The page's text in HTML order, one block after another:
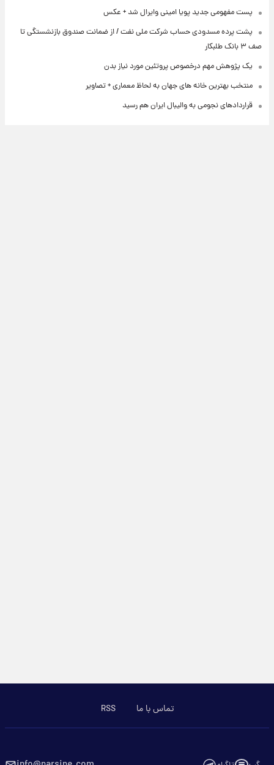
پست مفهومی جدید پویا امینی وایرال شد + عکس
پشت پرده‌ مسدودی حساب شرکت ملی نفت / از ضمانت صندوق بازنشستگی تا
صف ۳ بانک طلبکار
یک پژوهش مهم درخصوص پروتئین مورد نیاز بدن
منتخب بهترین خانه های جهان به لحاظ معماری + تصاویر
قراردادهای نجومی به والیبال ایران هم رسید
تماس با ما RSS